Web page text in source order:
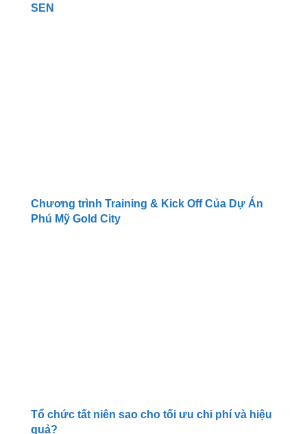
SEN
Chương trình Training & Kick Off Của Dự Án
Phú Mỹ Gold City
Tổ chức tất niên sao cho tối ưu chi phí và hiệu
quả?